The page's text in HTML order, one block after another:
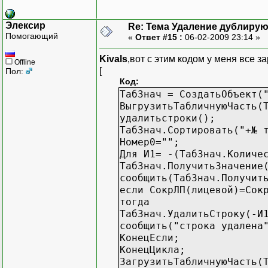
Элексир
Помогающий
Offline
Пол:
Re: Тема Удаление
« Ответ #15 : 06-02-2009 23:14 »
Kivals,вот с этим кодом у меня все
[
Код:
ТабЗнач =
удалитьстроки();
ТабЗнач.Сортировать("+№
Номер0="";
Для И1= -
если
тогда
ТабЗнач.УдалитьСтроку(-
сообщить("строка
КонецЕсли;
КонецЦикла;